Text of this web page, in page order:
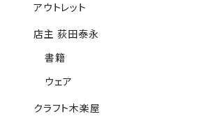
アウトレット
店主 荻田泰永
書籍
ウェア
クラフト木楽屋